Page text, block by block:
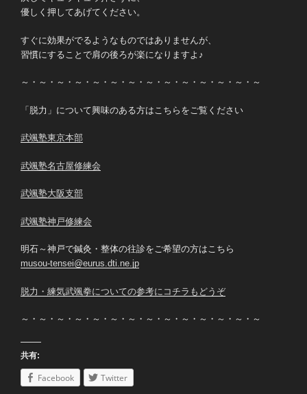
優しく押してあげてください。
すぐに効果がでるようなものではありませんが、
習慣にすることで肩の後ろが楽になりますよ♪
～・～・～・～・～・～・～・～・～・～・～・～・～・～
「脱力」について興味のある方はこちらをご覧ください
武颯塾東京本部
武颯塾名古屋修練会
武颯塾大阪支部
武颯塾神戸修練会
明石～神戸で鍼灸・整体の往診をご希望の方はこちら
musou-tensei@eurus.dti.ne.jp
脱力・練気武颯拳についての参考にコチラもどうぞ
～・～・～・～・～・～・～・～・～・～・～・～・～・～
共有:
Facebook Twitter